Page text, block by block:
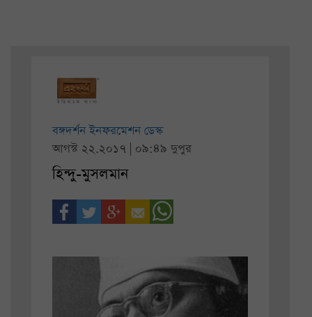
বঙ্গদর্শন ইনফরমেশন ডেস্ক
আগস্ট ২২.২০১৭ | ০৯:৪৯ দুপুর
হিন্দু-মুসলমান